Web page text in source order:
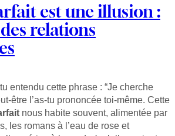
est une illusion :
relations
entendu cette phrase : “Je cherche
être l’as-tu prononcée toi-même. Cette
nous habite souvent, alimentée par
les romans à l’eau de rose et